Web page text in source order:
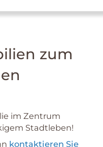
zum
im Zentrum
Stadtleben!
kontaktieren Sie